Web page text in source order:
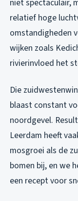
niet spectaculair,
relatief hoge
omstandigheden
wijken zoals
rivierinvloed het
Die
blaast constant
noordgevel.
Leerdam heeft
mosgroei als de
bomen bij, en we
een recept voor